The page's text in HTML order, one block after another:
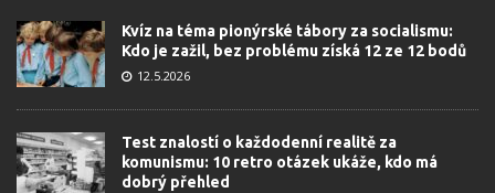
Kvíz na téma pionýrské tábory za socialismu:
Kdo je zažil, bez problému získá 12 ze 12 bodů
12.5.2026
Test znalostí o každodenní realitě za
komunismu: 10 retro otázek ukáže, kdo má
dobrý přehled